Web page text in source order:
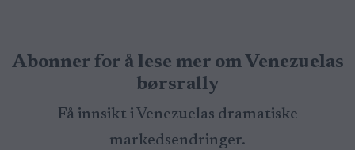
Abonner for å lese mer om Venezuelas
børsrally
Få innsikt i Venezuelas dramatiske
markedsendringer.